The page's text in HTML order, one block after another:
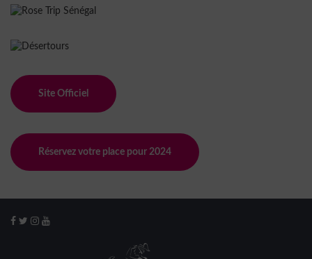
Site Officiel
Réservez votre place pour 2024